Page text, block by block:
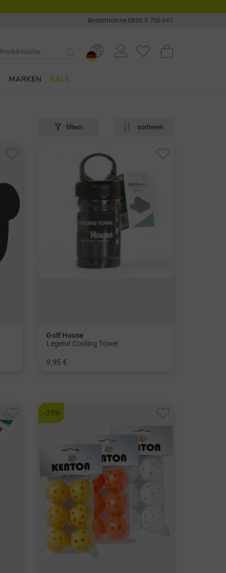
Bestellhotline 0800 0 700 601
MARKEN SALE
filtern sortieren
Golf House
Legend Cooling Towel
9,95 €
-33%